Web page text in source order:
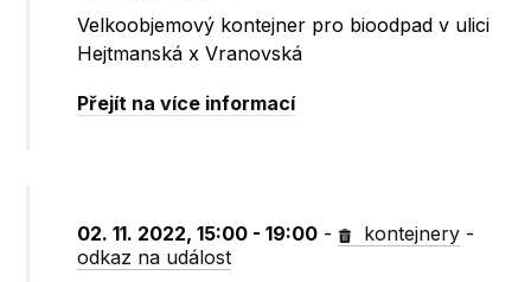
Velkoobjemový kontejner pro bioodpad v ulici
Hejtmanská x Vranovská
Přejít na více informací
02. 11. 2022, 15:00 - 19:00 - kontejnery -
odkaz na událost